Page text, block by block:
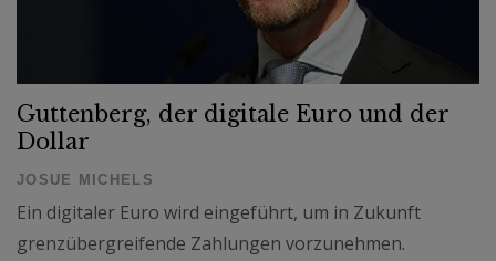
Guttenberg, der digitale Euro und der
Dollar
JOSUE MICHELS
Ein digitaler Euro wird eingeführt, um in Zukunft
grenzübergreifende Zahlungen vorzunehmen.